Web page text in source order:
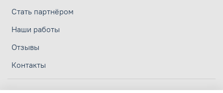
Стать партнёром
Наши работы
Отзывы
Контакты